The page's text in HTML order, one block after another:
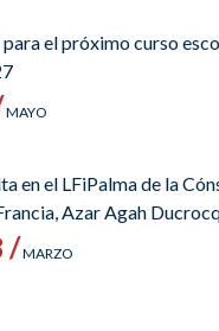
para el próximo curso
MAYO
en el LFiPalma de la
Azar Agah
/MARZO